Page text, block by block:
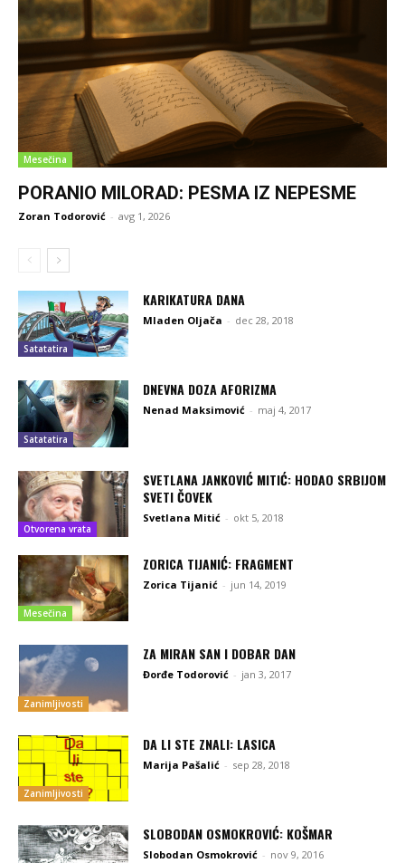
Mesečina
PORANIO MILORAD: PESMA IZ NEPESME
Zoran Todorović - avg 1, 2026
Satatatira
KARIKATURA DANA
Mladen Oljača - dec 28, 2018
Satatatira
DNEVNA DOZA AFORIZMA
Nenad Maksimović - maj 4, 2017
Otvorena vrata
SVETLANA JANKOVIĆ MITIĆ: HODAO SRBIJOM
SVETI ČOVEK
Svetlana Mitić - okt 5, 2018
Mesečina
ZORICA TIJANIĆ: FRAGMENT
Zorica Tijanić - jun 14, 2019
Zanimljivosti
ZA MIRAN SAN I DOBAR DAN
Đorđe Todorović - jan 3, 2017
Zanimljivosti
DA LI STE ZNALI: LASICA
Marija Pašalić - sep 28, 2018
SLOBODAN OSMOKROVIĆ: KOŠMAR
Slobodan Osmokrović - nov 9, 2016